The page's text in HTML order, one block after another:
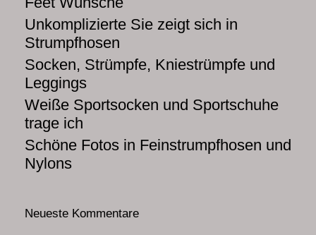
Unkomplizierte Sie zeigt sich in
Strumpfhosen
Socken, Strümpfe, Kniestrümpfe und
Leggings
Weiße Sportsocken und Sportschuhe
trage ich
Schöne Fotos in Feinstrumpfhosen und
Nylons
Neueste Kommentare